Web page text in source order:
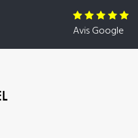
Avis Google